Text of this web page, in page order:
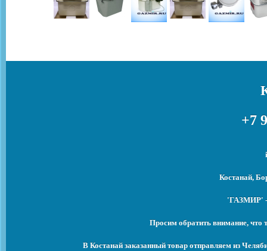
+7
Костанай,
'ГАЗМИР' -
Просим обратить внимание, что
В Костанай заказанный товар отправляем из